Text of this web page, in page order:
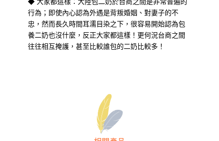
行為；即使內心認為外遇是背叛婚姻、對妻子的不
忠，然而長久時間耳濡目染之下，很容易開始認為包
養二奶也沒什麼，反正大家都這樣！更何況台商之間
往往相互掩護，甚至比較誰包的二奶比較多！